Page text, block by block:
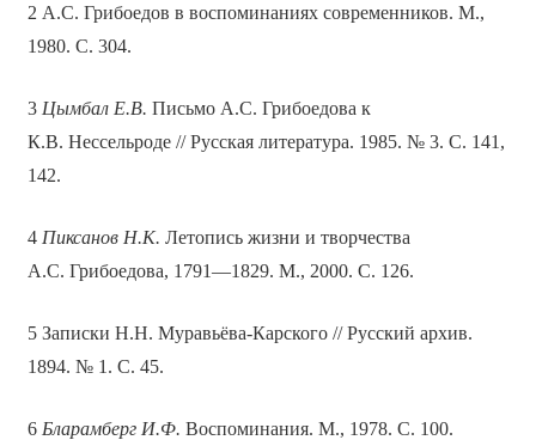
2 А.С. Грибоедов в воспоминаниях современников. М.,
1980. С. 304.
3 Цымбал Е.В. Письмо А.С. Грибоедова к
К.В. Нессельроде // Русская литература. 1985. № 3. С. 141,
142.
4 Пиксанов Н.К. Летопись жизни и творчества
А.С. Грибоедова, 1791—1829. М., 2000. С. 126.
5 Записки Н.Н. Муравьёва-Карского // Русский архив.
1894. № 1. С. 45.
6 Бларамберг И.Ф. Воспоминания. М., 1978. С. 100.